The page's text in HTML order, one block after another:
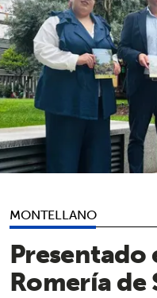
MONTELLANO
Presentado
Romería de